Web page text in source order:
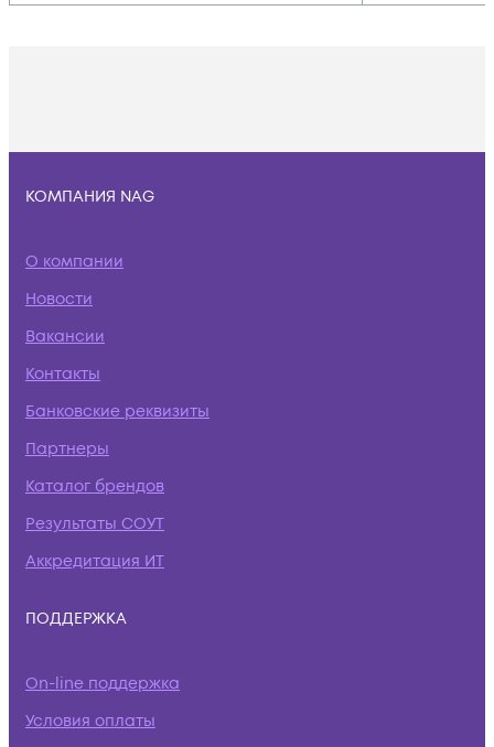
КОМПАНИЯ NAG
О компании
Новости
Вакансии
Контакты
Банковские реквизиты
Партнеры
Каталог брендов
Результаты СОУТ
Аккредитация ИТ
ПОДДЕРЖКА
On-line поддержка
Условия оплаты